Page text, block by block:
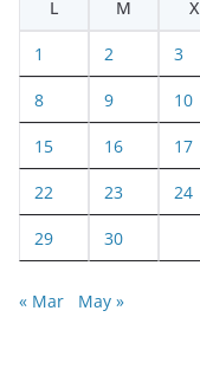
L
M X
1 2 3
8 9 10
15 16 17
22 23 24
29 30
« Mar May »